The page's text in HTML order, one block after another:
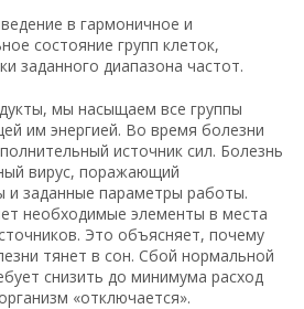
в гармоничное и
состояние групп клеток,
заданного диапазона частот.
мы насыщаем все группы
им энергией. Во время болезни
источник сил. Болезнь
вирус, поражающий
и заданные параметры работы.
необходимые элементы в места
Это объясняет, почему
тянет в сон. Сбой нормальной
снизить до минимума расход
«отключается».